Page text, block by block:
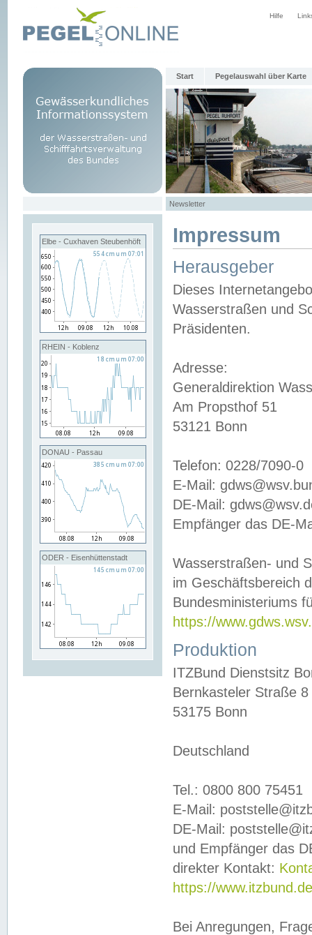
Hilfe
Start Pegelauswahl über Karte
Newsletter
Elbe - Cuxhaven Steubenhöft
RHEIN - Koblenz
DONAU - Passau
ODER - Eisenhüttenstadt
Impressum
Herausgeber
Dieses
Wasserstraßen und
Präsidenten.
Adresse:
Generaldirektion
Am Propsthof 51
53121 Bonn
Telefon: 0228/7090-0
E-Mail:
DE-Mail:
Empfänger das DE-
Wasserstraßen- und
im Geschäftsbereich
Bundesministeriums
https://
Produktion
ITZBund Dienstsitz
Bernkasteler Straße 8
53175 Bonn
Deutschland
Tel.: 0800 800 75451
E-Mail:
DE-Mail:
und Empfänger das
direkter Kontakt:
https://
Bei Anregungen,